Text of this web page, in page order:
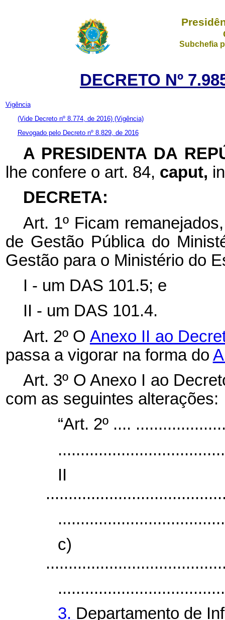
Subchefia
DECRETO Nº
Vigência
(Vide Decreto nº 8.774, de 2016) (Vigência)
Revogado pelo Decreto nº 8.829, de 2016
A PRESIDENTA DA
lhe confere o art. 84, caput,
DECRETA:
Art. 1º Ficam
de Gestão Pública do
Gestão para o Ministério do
I - um DAS 101.5; e
II - um DAS 101.4.
Art. 2º O Anexo II ao
passa a vigorar na forma do
Art. 3º O Anexo I ao
com as seguintes alterações:
“Art. 2º ....
c)
3. Departamento de